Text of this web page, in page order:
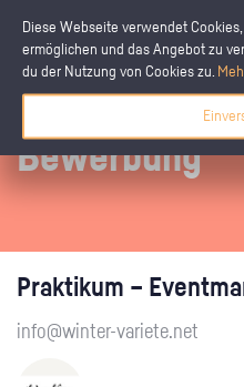
Diese Webseite verwendet
ermöglichen und das Angebot zu
du der Nutzung von Cookies zu.
Bewerbung
Praktikum –
info@winter-variete.net